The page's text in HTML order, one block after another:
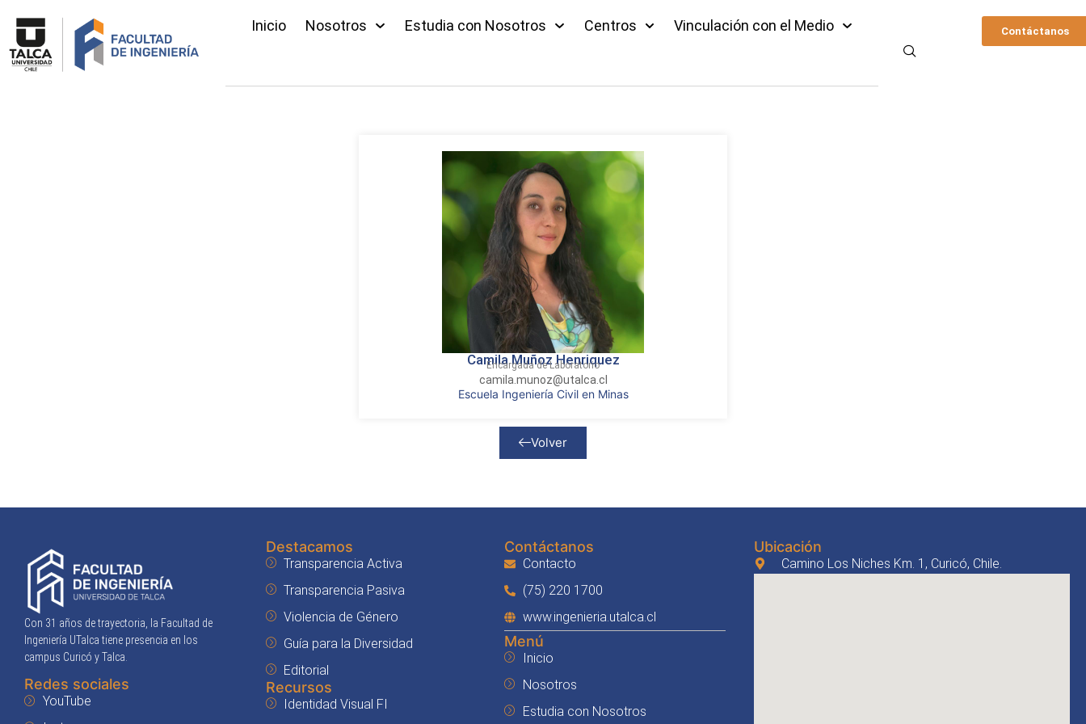
Inicio Nosotros Estudia con Nosotros Centros Vinculación con el Medio Contáctanos
Camila Muñoz Henriquez
Encargada de Laboratorio
camila.munoz@utalca.cl
Escuela Ingeniería Civil en Minas
Volver
Con 31 años de trayectoria, la Facultad de
Ingeniería UTalca tiene presencia en los
campus Curicó y Talca.
Redes sociales
YouTube
Destacamos
Transparencia Activa
Transparencia Pasiva
Violencia de Género
Guía para la Diversidad
Editorial
Recursos
Identidad Visual FI
Contáctanos
Contacto
(75) 220 1700
www.ingenieria.utalca.cl
Menú
Inicio
Nosotros
Estudia con Nosotros
Ubicación
Camino Los Niches Km. 1, Curicó, Chile.